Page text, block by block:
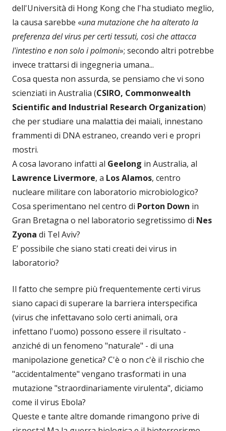
dell'Università di Hong Kong che l'ha studiato meglio,
la causa sarebbe «una mutazione che ha alterato la
preferenza del virus per certi tessuti, così che attacca
l'intestino e non solo i polmoni»; secondo altri potrebbe
invece trattarsi di ingegneria umana...
Cosa questa non assurda, se pensiamo che vi sono
scienziati in Australia (CSIRO, Commonwealth
Scientific and Industrial Research Organization)
che per studiare una malattia dei maiali, innestano
frammenti di DNA estraneo, creando veri e propri
mostri.
A cosa lavorano infatti al Geelong in Australia, al
Lawrence Livermore, a Los Alamos, centro
nucleare militare con laboratorio microbiologico?
Cosa sperimentano nel centro di Porton Down in
Gran Bretagna o nel laboratorio segretissimo di Nes
Zyona di Tel Aviv?
E’ possibile che siano stati creati dei virus in
laboratorio?
Il fatto che sempre più frequentemente certi virus
siano capaci di superare la barriera interspecifica
(virus che infettavano solo certi animali, ora
infettano l'uomo) possono essere il risultato -
anziché di un fenomeno "naturale" - di una
manipolazione genetica? C'è o non c'è il rischio che
"accidentalmente" vengano trasformati in una
mutazione "straordinariamente virulenta", diciamo
come il virus Ebola?
Queste e tante altre domande rimangono prive di